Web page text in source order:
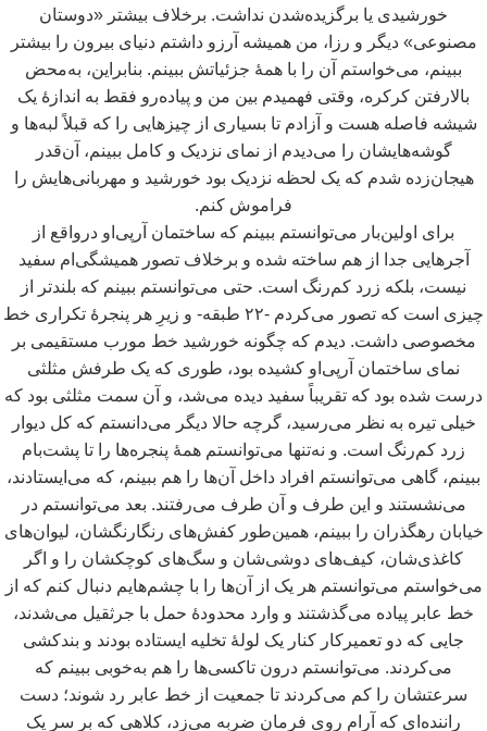
خورشیدی یا برگزیدهشدن نداشت. برخلاف بیشتر «دوستان
مصنوعی» دیگر و رزا، من همیشه آرزو داشتم دنیای بیرون را بیشتر
ببینم، میخواستم آن را با همۀ جزئیاتش ببینم. بنابراین، بهمحض
بالارفتن کرکره، وقتی فهمیدم بین من و پیادهرو فقط به اندازۀ یک
شیشه فاصله هست و آزادم تا بسیاری از چیزهایی را که قبلاً لبهها و
گوشههایشان را میدیدم از نمای نزدیک و کامل ببینم، آنقدر
هیجانزده شدم که یک لحظه نزدیک بود خورشید و مهربانیهایش را
فراموش کنم.
برای اولینبار میتوانستم ببینم که ساختمان آرپی او درواقع از
آجرهایی جدا از هم ساخته شده و برخلاف تصور همیشگی ام سفید
نیست، بلکه زرد کمرنگ است. حتی میتوانستم ببینم که بلندتر از
چیزی است که تصور می
کردم -۲۲ طبقه- و زیرِ هر پنجرۀ تکراری خط
مخصوصی داشت. دیدم که چگونه خورشید خط مورب مستقیمی بر
نمای ساختمان آرپی او کشیده بود، طوری که یک طرفش مثلثی
درست شده بود که تقریباً سفید دیده میشد، و آن سمت مثلثی بود که
خیلی تیره به نظر میرسید، گرچه حالا دیگر میدانستم که کل دیوار
زرد کمرنگ است. و نهتنها میتوانستم همۀ پنجرهها را تا پشتبام
ببینم، گاهی میتوانستم افراد داخل آنها را هم ببینم، که می ایستادند،
مینشستند و این طرف و آن طرف میرفتند. بعد میتوانستم در
خیابان رهگذران را ببینم، همینطور کفشهای رنگارنگشان، لیوانهای
کاغذیشان، کیفهای دوشیشان و سگهای کوچکشان را و اگر
میخواستم میتوانستم هر یک از آنها را با چشمهایم دنبال کنم که از
خط عابر پیاده میگذشتند و وارد محدودۀ حمل با جرثقیل میشدند،
جایی که دو تعمیرکار کنار یک لولۀ تخلیه ایستاده بودند و بندکشی
میکردند. میتوانستم درون تاکسیها را هم بهخوبی ببینم که
سرعتشان را کم میکردند تا جمعیت از خط عابر رد شوند؛ دست
راننده ای که آرام روی فرمان ضربه میزد، کلاهی که بر سر یک